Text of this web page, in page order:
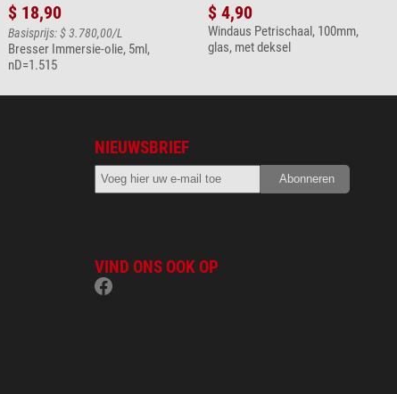
$ 18,90
Basisprijs: $ 3.780,00/L
Bresser Immersie-olie, 5ml,
nD=1.515
$ 4,90
Windaus Petrischaal, 100mm,
glas, met deksel
NIEUWSBRIEF
VIND ONS OOK OP